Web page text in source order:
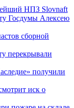
НПЗ Slovnaft
Госдумы Алексею
сборной
перекрывали
получили
иск о